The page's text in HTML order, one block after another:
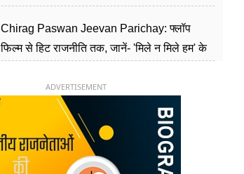
Chirag Paswan Jeevan Parichay: फ्लॉप
फिल्म से हिट राजनीति तक, जानें- 'मिले न मिले हम' के
ADVERTISEMENT